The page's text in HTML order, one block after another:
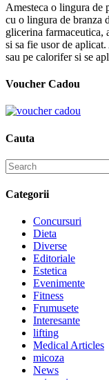
Amesteca o lingura de
cu o lingura de branza
glicerina farmaceutica,
si sa fie usor de
sau pe calorifer si se
Voucher Cadou
Cauta
Categorii
Concursuri
Dieta
Diverse
Editoriale
Estetica
Evenimente
Fitness
Frumusete
Interesante
lifting
Medical Articles
micoza
News